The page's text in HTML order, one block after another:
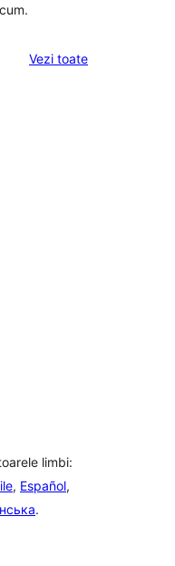
Vezi toaterecenziile
limbi:
, Español,
.